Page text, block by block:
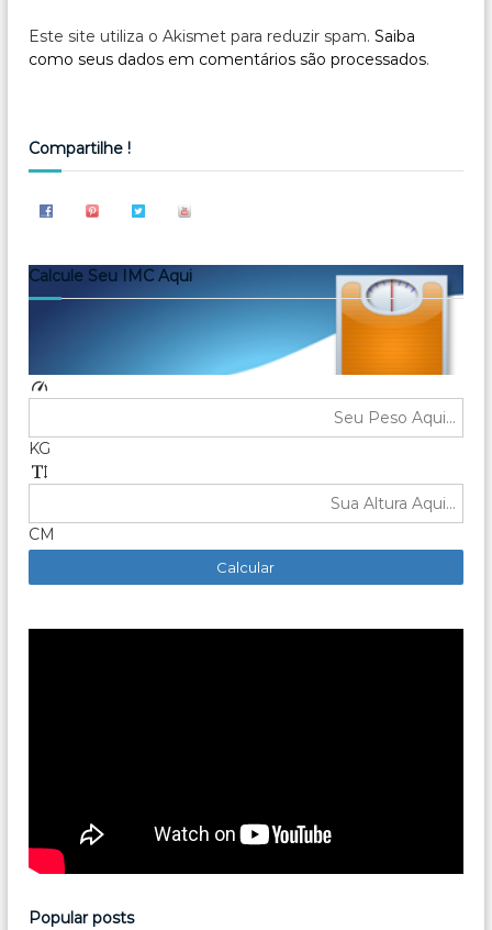
Este site utiliza o Akismet para reduzir spam.Saiba
como seus dados em comentários são processados.
Compartilhe !
Calcule Seu IMC Aqui
KG
CM
Popular posts